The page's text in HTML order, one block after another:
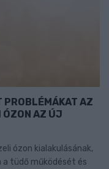
PROBLÉMÁKAT AZ
ÓZON AZ ÚJ
ózon kialakulásának,
tüdő működését és